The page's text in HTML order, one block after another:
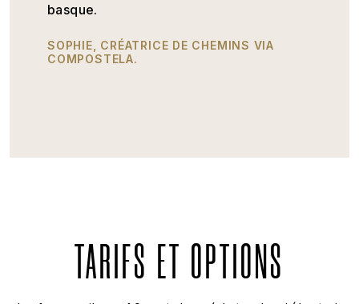
basque.
SOPHIE, CRÉATRICE DE CHEMINS VIA
COMPOSTELA.
TARIFS ET OPTIONS